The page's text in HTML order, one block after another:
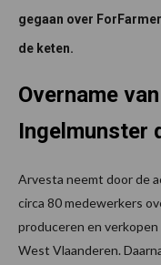
gegaan over
de keten.
Overname
Ingelmunster
Arvesta neemt door de
circa 80 medewerkers
produceren en
West Vlaanderen.